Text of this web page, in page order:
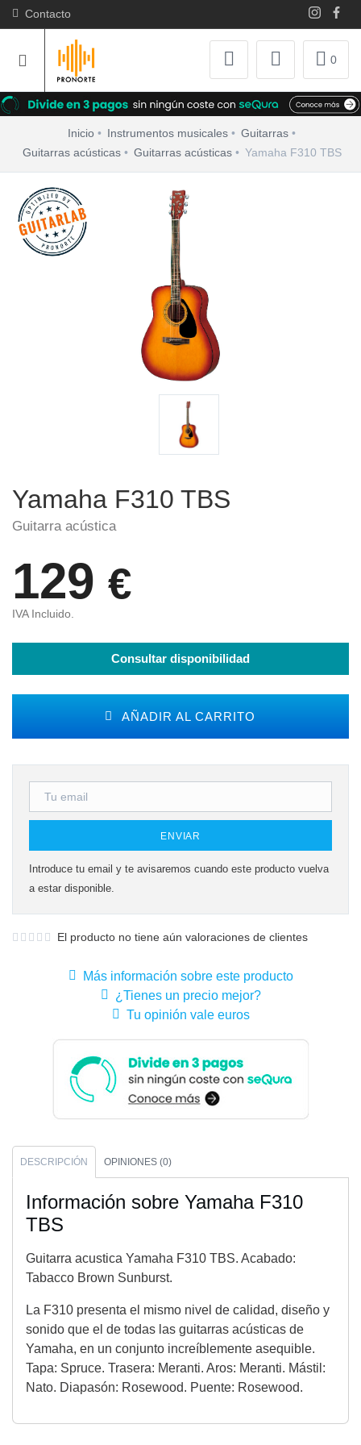
Contacto
0
Inicio Instrumentos musicales
Guitarras
Guitarras acústicas
Guitarras acústicas Yamaha F310 TBS
Yamaha F310 TBS
Guitarra acústica
129 €
IVA Incluido.
Consultar disponibilidad
AÑADIR AL CARRITO
ENVIAR
Introduce tu email y te avisaremos cuando este producto vuelva
a estar disponible.
El producto no tiene aún valoraciones de clientes
Más información sobre este producto
¿Tienes un precio mejor?
Tu opinión vale euros
DESCRIPCIÓN OPINIONES (0)
Información sobre Yamaha F310
TBS
Guitarra acustica Yamaha F310 TBS. Acabado:
Tabacco Brown Sunburst.
La F310 presenta el mismo nivel de calidad, diseño y
sonido que el de todas las guitarras acústicas de
Yamaha, en un conjunto increíblemente asequible.
Tapa: Spruce. Trasera: Meranti. Aros: Meranti. Mástil:
Nato. Diapasón: Rosewood. Puente: Rosewood.